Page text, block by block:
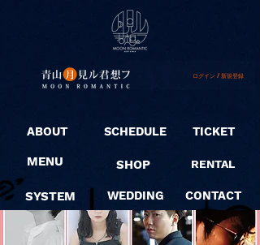
ログイン / 新規登録
ABOUT
MENU
SYSTEM
SCHEDULE
SHOP
WEDDING
TICKET
RENTAL
CONTACT